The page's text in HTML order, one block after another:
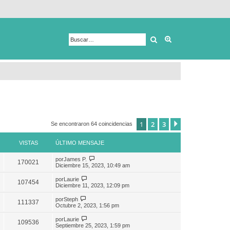
Buscar
Se encontraron 64 coincidencias 1 2 3
VISTAS ÚLTIMO MENSAJE
170021 porJames P.
Diciembre 15, 2023, 10:49 am
107454 porLaurie
Diciembre 11, 2023, 12:09 pm
111337 porSteph
Octubre 2, 2023, 1:56 pm
109536 porLaurie
Septiembre 25, 2023, 1:59 pm